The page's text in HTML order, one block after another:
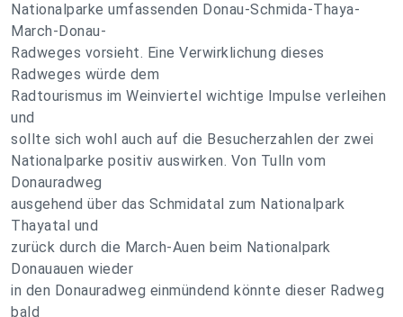
Nationalparke umfassenden Donau-Schmida-Thaya-
March-Donau-
Radweges vorsieht. Eine Verwirklichung dieses
Radweges würde dem
Radtourismus im Weinviertel wichtige Impulse verleihen
und
sollte sich wohl auch auf die Besucherzahlen der zwei
Nationalparke positiv auswirken. Von Tulln vom
Donauradweg
ausgehend über das Schmidatal zum Nationalpark
Thayatal und
zurück durch die March-Auen beim Nationalpark
Donauauen wieder
in den Donauradweg einmündend könnte dieser Radweg
bald